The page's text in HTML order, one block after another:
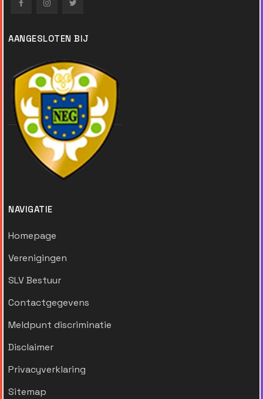
AANGESLOTEN BIJ
NAVIGATIE
Homepage
Verenigingen
SLV Bestuur
Contactgegevens
Meldpunt discriminatie
Disclaimer
Privacyverklaring
Sitemap